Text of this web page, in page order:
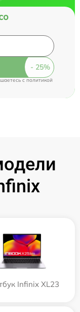
cполитикой
Infinix XL23